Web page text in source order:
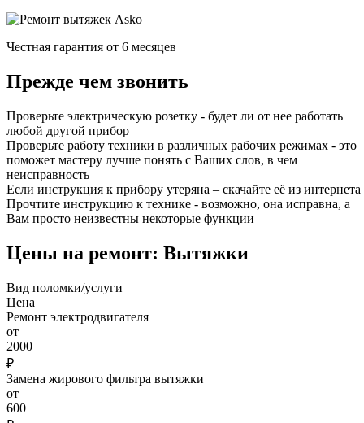
Честная гарантия от 6 месяцев
Прежде чем звонить
Проверьте электрическую розетку - будет ли от нее работать
любой другой прибор
Проверьте работу техники в различных рабочих режимах - это
поможет мастеру лучше понять с Ваших слов, в чем
неисправность
Если инструкция к прибору утеряна – скачайте её из интернета
Прочтите инструкцию к технике - возможно, она исправна, а
Вам просто неизвестны некоторые функции
Цены на ремонт: Вытяжки
Вид поломки/услуги
Цена
Ремонт электродвигателя
от
2000
₽
Замена жирового фильтра вытяжки
от
600